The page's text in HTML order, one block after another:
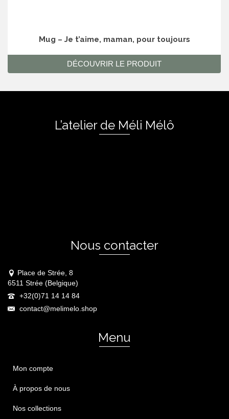
Mug – Je t’aime, maman, pour toujours
DÉCOUVRIR LE PRODUIT
L’atelier de Méli Mélô
Nous contacter
Place de Strée, 8
6511 Strée (Belgique)
+32(0)71 14 14 84
contact@melimelo.shop
Menu
Mon compte
À propos de nous
Nos collections